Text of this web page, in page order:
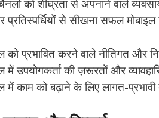
को शीघ्रता से अपनाने वाले
से सीखना सफल
को प्रभावित करने वाले नीतिगत और
में उपयोगकर्ता की ज़रूरतों और
में काम को बढ़ाने के लिए लागत-